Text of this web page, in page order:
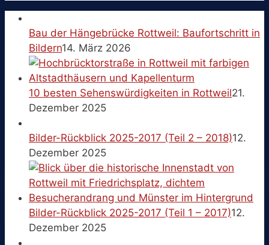
Bau der Hängebrücke Rottweil: Baufortschritt in
Bildern14. März 2026
10 besten Sehenswürdigkeiten in Rottweil21.
Dezember 2025
Bilder-Rückblick 2025-2017 (Teil 2 – 2018)12.
Dezember 2025
Bilder-Rückblick 2025-2017 (Teil 1 – 2017)12.
Dezember 2025